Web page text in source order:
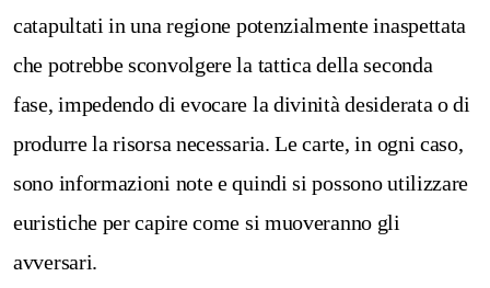
catapultati in una regione potenzialmente inaspettata
che potrebbe sconvolgere la tattica della seconda
fase, impedendo di evocare la divinità desiderata o di
produrre la risorsa necessaria. Le carte, in ogni caso,
sono informazioni note e quindi si possono utilizzare
euristiche per capire come si muoveranno gli
avversari.